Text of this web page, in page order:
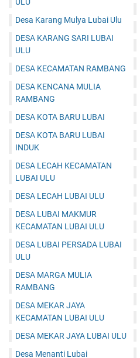
ULU
Desa Karang Mulya Lubai Ulu
DESA KARANG SARI LUBAI
ULU
DESA KECAMATAN RAMBANG
DESA KENCANA MULIA
RAMBANG
DESA KOTA BARU LUBAI
DESA KOTA BARU LUBAI
INDUK
DESA LECAH KECAMATAN
LUBAI ULU
DESA LECAH LUBAI ULU
DESA LUBAI MAKMUR
KECAMATAN LUBAI ULU
DESA LUBAI PERSADA LUBAI
ULU
DESA MARGA MULIA
RAMBANG
DESA MEKAR JAYA
KECAMATAN LUBAI ULU
DESA MEKAR JAYA LUBAI ULU
Desa Menanti Lubai